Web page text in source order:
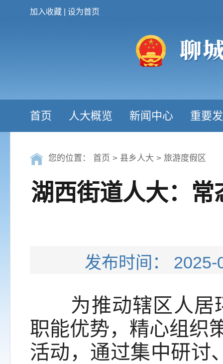
加入收藏 设为首页
首页 人大概览 新闻中心 重要
您的位置： 首页 > 县乡人大 > 旅游度假区
湖西街道人大：
发布时间：
为推动辖区人居环
职能优势，精心组织
活动，通过集中研讨